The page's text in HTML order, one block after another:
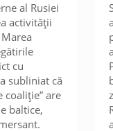
al Rusiei
activității
cu
subliniat că
are
baltice,